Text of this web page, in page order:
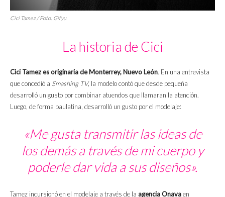
Cici Tamez / Foto: Gifyu
La historia de Cici
Cici Tamez es originaria de Monterrey, Nuevo León. En una entrevista
que concedió a Smashing TV, la modelo contó que desde pequeña
desarrolló un gusto por combinar atuendos que llamaran la atención.
Luego, de forma paulatina, desarrolló un gusto por el modelaje:
«Me gusta transmitir las ideas de
los demás a través de mi cuerpo y
poderle dar vida a sus diseños».
Tamez incursionó en el modelaje a través de la agencia Onavaen